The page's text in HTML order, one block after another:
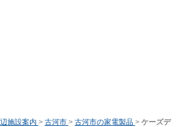
施設案内 > 古河市 > 古河市の家電製品 > ケーズデ